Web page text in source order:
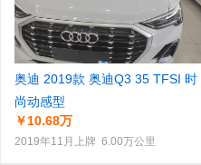
奥迪 2019款 奥迪Q3 35 TFSI 时
尚动感型
￥10.68万
2019年11月上牌 6.00万公里